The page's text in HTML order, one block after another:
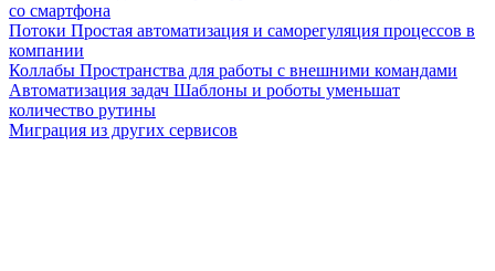
со смартфона
Потоки Простая автоматизация и саморегуляция процессов в
компании
Коллабы Пространства для работы с внешними командами
Автоматизация задач Шаблоны и роботы уменьшат
количество рутины
Миграция из других сервисов